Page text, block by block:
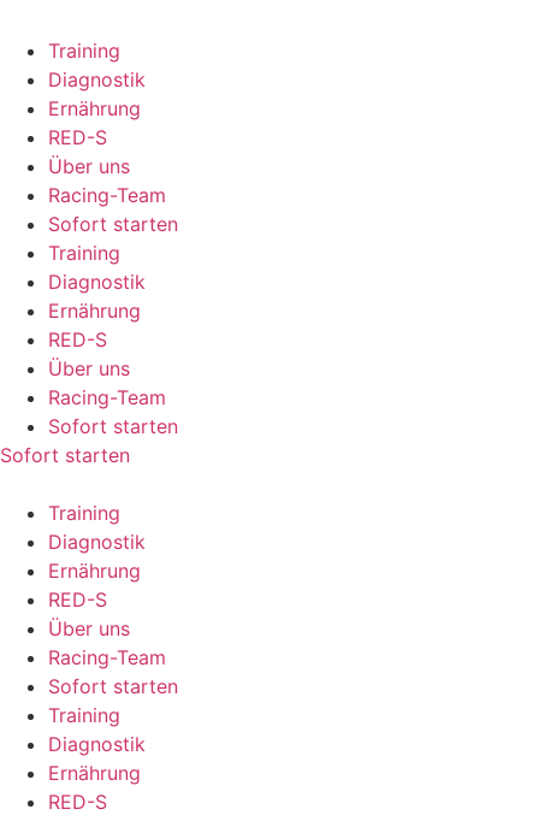
Training
Diagnostik
Ernährung
RED-S
Über uns
Racing-Team
Sofort starten
Training
Diagnostik
Ernährung
RED-S
Über uns
Racing-Team
Sofort starten
Sofort starten
Training
Diagnostik
Ernährung
RED-S
Über uns
Racing-Team
Sofort starten
Training
Diagnostik
Ernährung
RED-S